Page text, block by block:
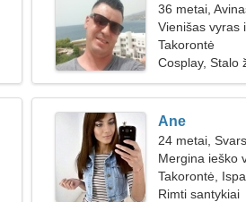
36 metai,
Vienišas vyras
Takorontė
Cosplay, Stalo
Ane
24 metai,
Mergina ieško
Takorontė,
Rimti santykiai